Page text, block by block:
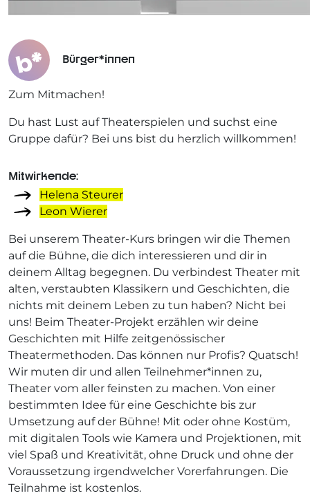
Bürger*innen
Zum Mitmachen!
Du hast Lust auf Theaterspielen und suchst eine
Gruppe dafür? Bei uns bist du herzlich willkommen!
Mitwirkende:
Helena Steurer
Leon Wierer
Bei unserem Theater-Kurs bringen wir die Themen
auf die Bühne, die dich interessieren und dir in
deinem Alltag begegnen. Du verbindest Theater mit
alten, verstaubten Klassikern und Geschichten, die
nichts mit deinem Leben zu tun haben? Nicht bei
uns! Beim Theater-Projekt erzählen wir deine
Geschichten mit Hilfe zeitgenössischer
Theatermethoden. Das können nur Profis? Quatsch!
Wir muten dir und allen Teilnehmer*innen zu,
Theater vom aller feinsten zu machen. Von einer
bestimmten Idee für eine Geschichte bis zur
Umsetzung auf der Bühne! Mit oder ohne Kostüm,
mit digitalen Tools wie Kamera und Projektionen, mit
viel Spaß und Kreativität, ohne Druck und ohne der
Voraussetzung irgendwelcher Vorerfahrungen. Die
Teilnahme ist kostenlos.